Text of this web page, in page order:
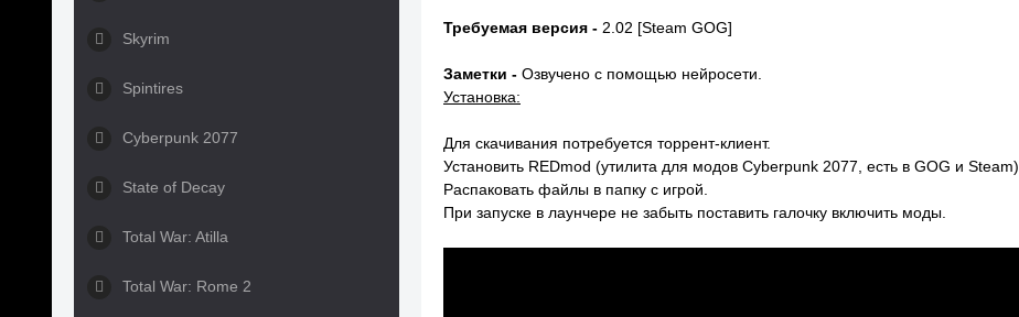
Skyrim
Spintires
Cyberpunk 2077
State of Decay
Total War: Atilla
Total War: Rome 2
Требуемая версия - 2.02 [Steam GOG]
Заметки - Озвучено с помощью нейросети.
Установка:
Для скачивания потребуется торрент-клиент.
Установить REDmod (утилита для модов Cyberpunk 2077, есть в GOG и Steam).
Распаковать файлы в папку с игрой.
При запуске в лаунчере не забыть поставить галочку включить моды.